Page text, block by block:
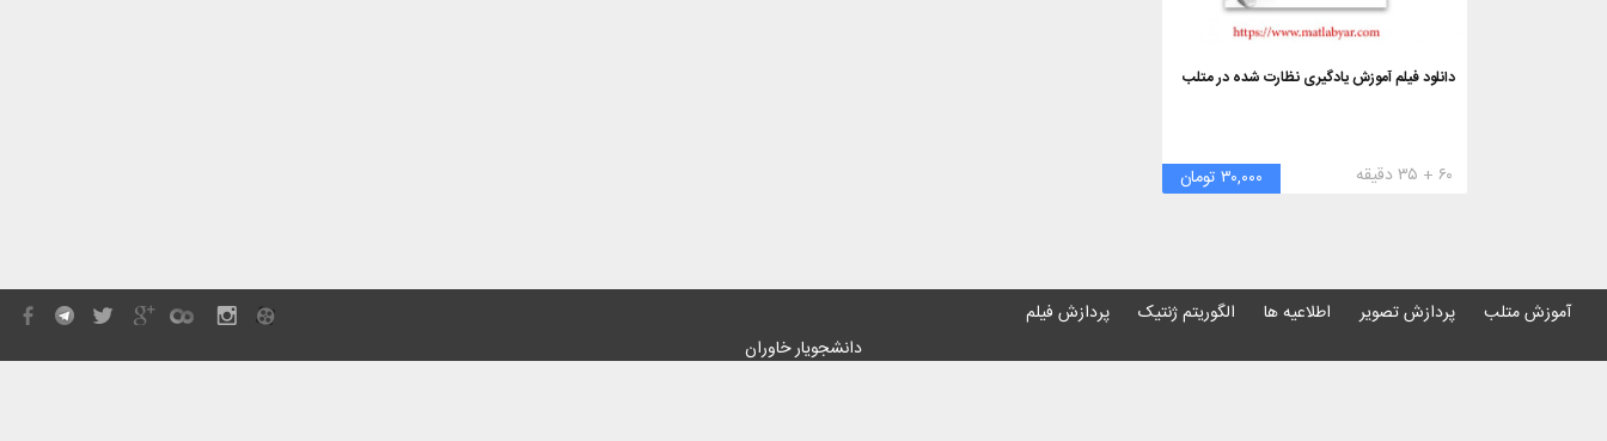
دانلود فیلم آموزش یادگیری نظارت شده در متلب
۳۰,۰۰۰ تومان ۶۰ + ۳۵ دقیقه
آموزش متلب پردازش تصویر اطلاعیه ها الگوریتم ژنتیک
پردازش فیلم
دانشجویار خاوران